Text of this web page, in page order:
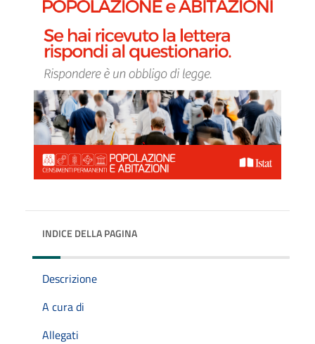
INDICE DELLA PAGINA
Descrizione
A cura di
Allegati